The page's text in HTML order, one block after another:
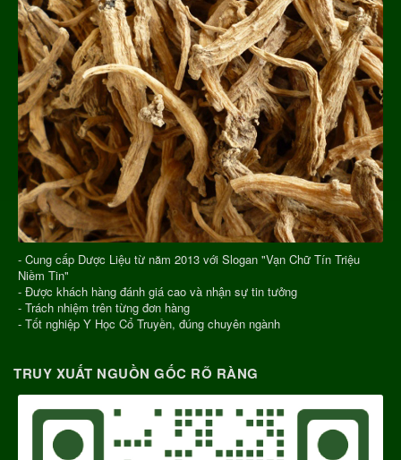
- Cung cấp Dược Liệu từ năm 2013 với Slogan "Vạn Chữ Tín Triệu
Niềm Tin"
- Được khách hàng đánh giá cao và nhận sự tin tưởng
- Trách nhiệm trên từng đơn hàng
- Tốt nghiệp Y Học Cổ Truyền, đúng chuyên ngành
TRUY XUẤT NGUỒN GỐC RÕ RÀNG